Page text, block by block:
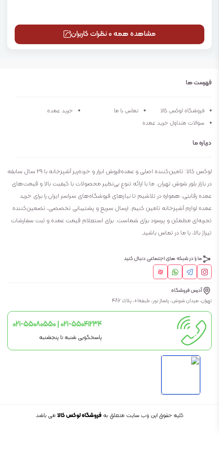
مشاهده همه 0 نظرات کاربران
فهرست ها
فروشگاه لوکس کالا تماس با ما
خرید عمده
سوالات متداول خرید عمده
درباره ما
لوکس کالا: تامین‌کننده اصلی و عمده‌فروش ابزار و خرده‌ریز آشپزخانه با ۲۹ سال سابقه
در بازار بلور شوش تهران. ما با ارائه تنوع بی‌نظیر محصولات با کیفیت بالا و قیمت‌های
عمده رقابتی، همواره در تلاشیم تا نیازهای فروشگاه‌های سراسر ایران را برای خرید
عمده لوازم آشپزخانه تامین کنیم. ارسال سریع و پشتیبانی تخصصی، تضمین‌کننده
تجربه‌ای مطمئن و پرسود برای شماست. برای استعلام قیمت عمده و ثبت سفارشات
تیراژ بالا، با ما در تماس باشید.
ما را در شبکه های اجتماعی دنبال کنید
آدرس فروشگاه
تهران، ميدان شوش، پاساژ نور، طبقه1+، پلاك 486
021-55080550 | 021-55041234
پاسخگویی شنبه تا پنجشنبه
کلیه حقوق این وب سایت متعلق به فروشگاه لوکس کالامی باشد